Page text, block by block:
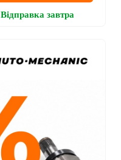
Відправка завтра